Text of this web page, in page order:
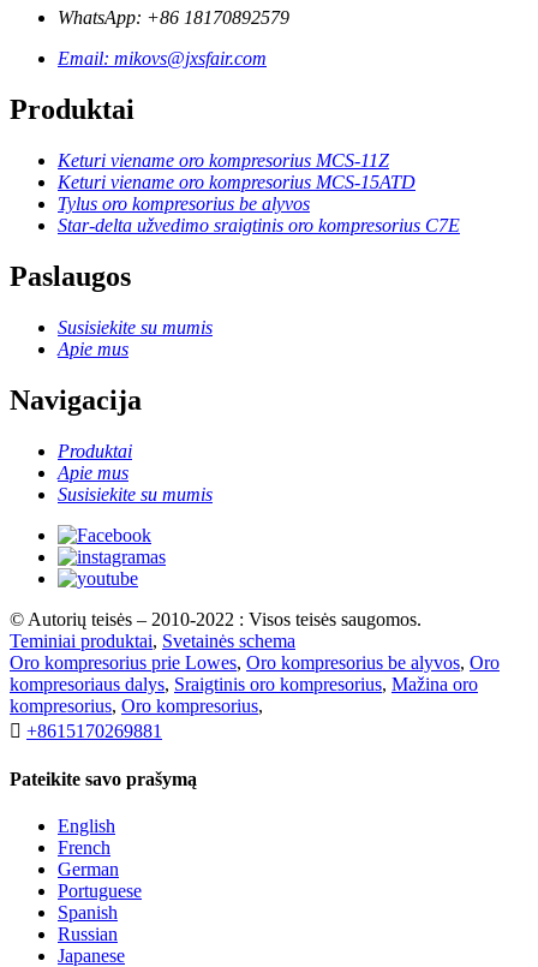
WhatsApp: +86 18170892579
Email: mikovs@jxsfair.com
Produktai
Keturi viename oro kompresorius MCS-11Z
Keturi viename oro kompresorius MCS-15ATD
Tylus oro kompresorius be alyvos
Star-delta užvedimo sraigtinis oro kompresorius C7E
Paslaugos
Susisiekite su mumis
Apie mus
Navigacija
Produktai
Apie mus
Susisiekite su mumis
© Autorių teisės – 2010-2022 : Visos teisės saugomos.
Teminiai produktai, Svetainės schema
Oro kompresorius prie Lowes, Oro kompresorius be alyvos, Oro
kompresoriaus dalys, Sraigtinis oro kompresorius, Mažina oro
kompresorius, Oro kompresorius,
 +8615170269881
Pateikite savo prašymą
English
French
German
Portuguese
Spanish
Russian
Japanese